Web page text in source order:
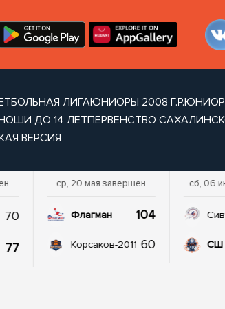
ЛИГАЮНИОРЫ 2008 Г.Р.
ДО 14 ЛЕТПЕРВЕНСТВО
ВЕРСИЯ
70
77
ср, 20 мая завершен
Флагман 104
Корсаков-2011 60
сб, 06
СШ